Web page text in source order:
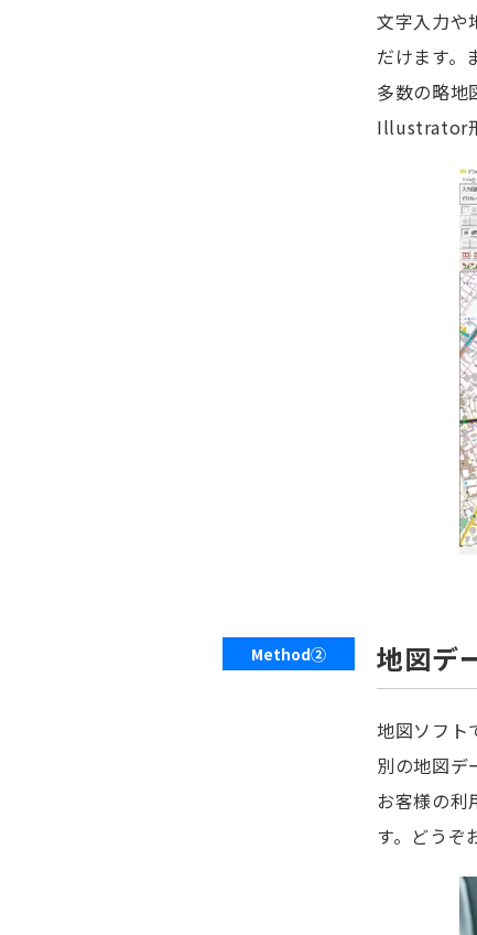
文字入力や
だけます。
多数の略地
Illustrator
Method② 地図デ
地図ソフト
別の地図デ
お客様の利
す。どうぞ